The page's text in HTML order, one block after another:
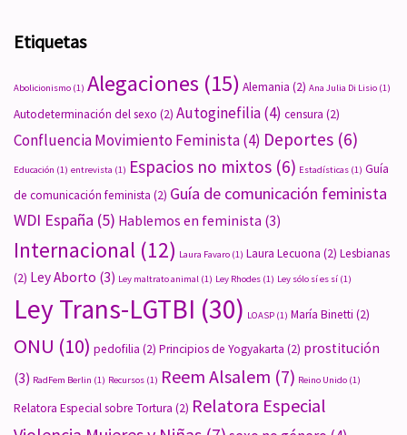
Etiquetas
Abolicionismo (1) Alegaciones (15) Alemania (2) Ana Julia Di Lisio (1)
Autodeterminación del sexo (2) Autoginefilia(4) censura (2)
Confluencia Movimiento Feminista(4) Deportes (6)
Educación (1) entrevista (1) Espacios no mixtos (6) Estadísticas (1) Guía
de comunicación feminista (2) Guía de comunicación feminista
WDI España (5) Hablemos en feminista (3)
Internacional (12) Laura Favaro (1) Laura Lecuona (2) Lesbianas
(2) Ley Aborto (3) Ley maltrato animal (1) Ley Rhodes (1) Ley sólo sí es sí (1)
Ley Trans-LGTBI (30) LOASP (1) María Binetti (2)
ONU (10) pedofilia (2) Principios de Yogyakarta (2) prostitución
(3) RadFem Berlin (1) Recursos (1) Reem Alsalem (7) Reino Unido (1)
Relatora Especial sobre Tortura (2) Relatora Especial